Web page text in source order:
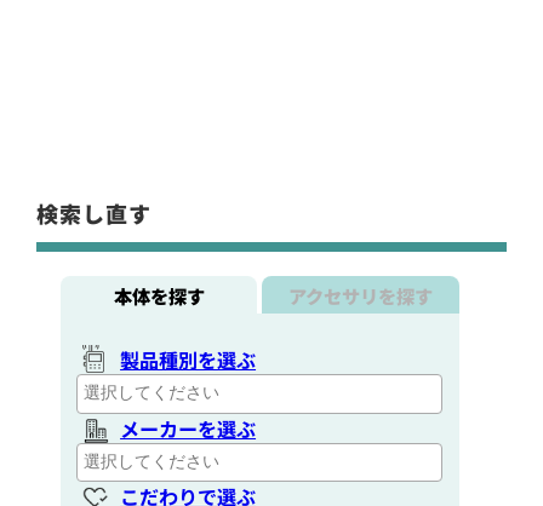
検索し直す
本体を探す アクセサリを探す
製品種別を選ぶ
メーカーを選ぶ
こだわりで選ぶ